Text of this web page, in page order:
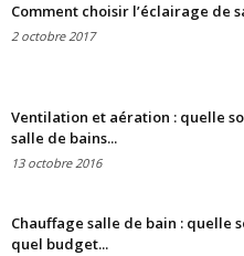
Comment choisir l’éclairage de
2 octobre 2017
Ventilation et aération : quelle
salle de bains...
13 octobre 2016
Chauffage salle de bain : quelle
quel budget...